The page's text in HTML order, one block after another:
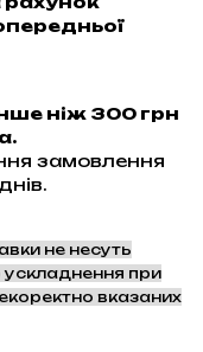
ніж 300 грн
замовлення
не несуть
ускладнення при
вказаних